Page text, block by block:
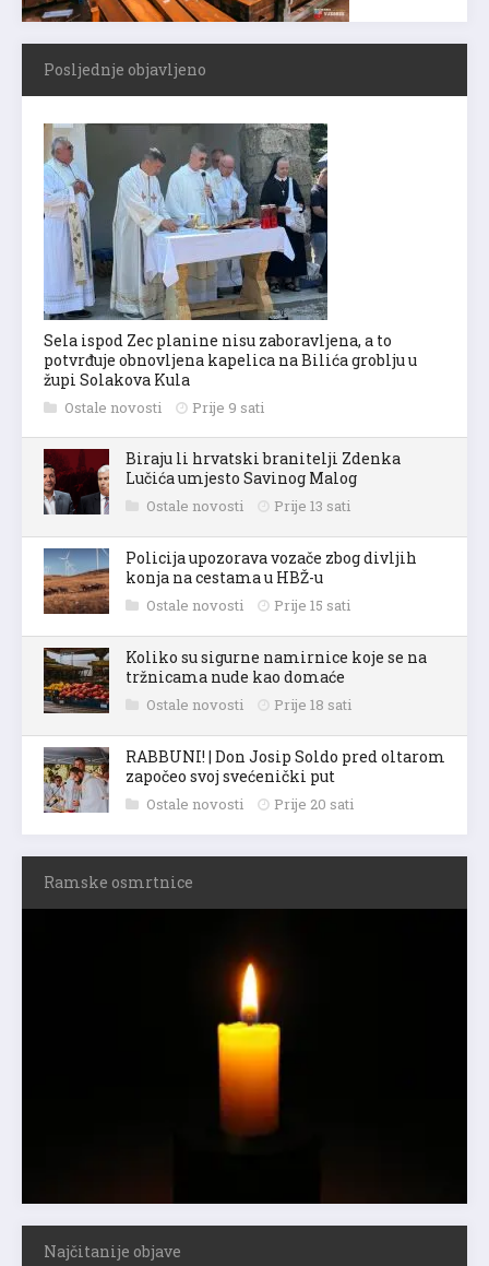
Posljednje objavljeno
Sela ispod Zec planine nisu zaboravljena, a to
potvrđuje obnovljena kapelica na Bilića groblju u
župi Solakova Kula
Ostale novosti Prije 9 sati
Biraju li hrvatski branitelji Zdenka
Lučića umjesto Savinog Malog
Ostale novosti Prije 13 sati
Policija upozorava vozače zbog divljih
konja na cestama u HBŽ-u
Ostale novosti Prije 15 sati
Koliko su sigurne namirnice koje se na
tržnicama nude kao domaće
Ostale novosti Prije 18 sati
RABBUNI! | Don Josip Soldo pred oltarom
započeo svoj svećenički put
Ostale novosti Prije 20 sati
Ramske osmrtnice
Najčitanije objave